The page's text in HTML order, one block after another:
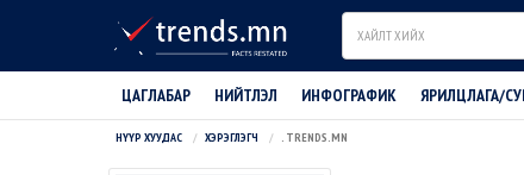
Search
ЦАГЛАБАР НИЙТЛЭЛ ИНФОГРАФИК ЯРИЛЦЛАГА/
НҮҮР ХУУДАС ХЭРЭГЛЭГЧ . TRENDS.MN